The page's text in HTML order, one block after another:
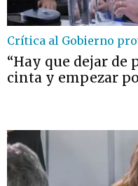
Crítica al Gobierno
“Hay que dejar de
cinta y empezar